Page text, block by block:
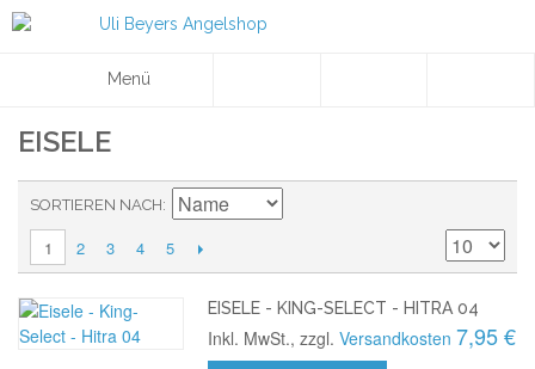
Menü
EISELE
SORTIEREN NACH
1 2 3 4 5
EISELE - KING-SELECT - HITRA 04
Inkl. MwSt., zzgl.Versandkosten 7,95 €